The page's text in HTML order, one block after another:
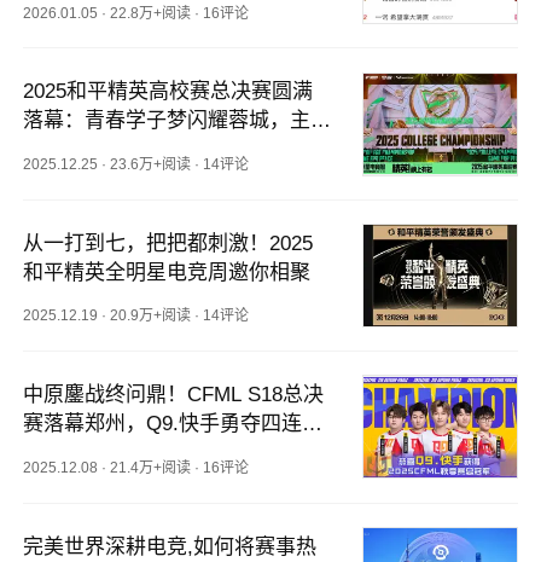
2026.01.05 · 22.8万+阅读 · 16评论
2025和平精英高校赛总决赛圆满
落幕：青春学子梦闪耀蓉城，主理
2025.12.25 ·23.6万+阅读 · 14评论
从一打到七，把把都刺激！2025
和平精英全明星电竞周邀你相聚
2025.12.19 ·20.9万+阅读 · 14评论
中原鏖战终问鼎！CFML S18总决
赛落幕郑州，Q9.快手勇夺四连
2025.12.08 · 21.4万+阅读 · 16评论
完美世界深耕电竞,如何将赛事热